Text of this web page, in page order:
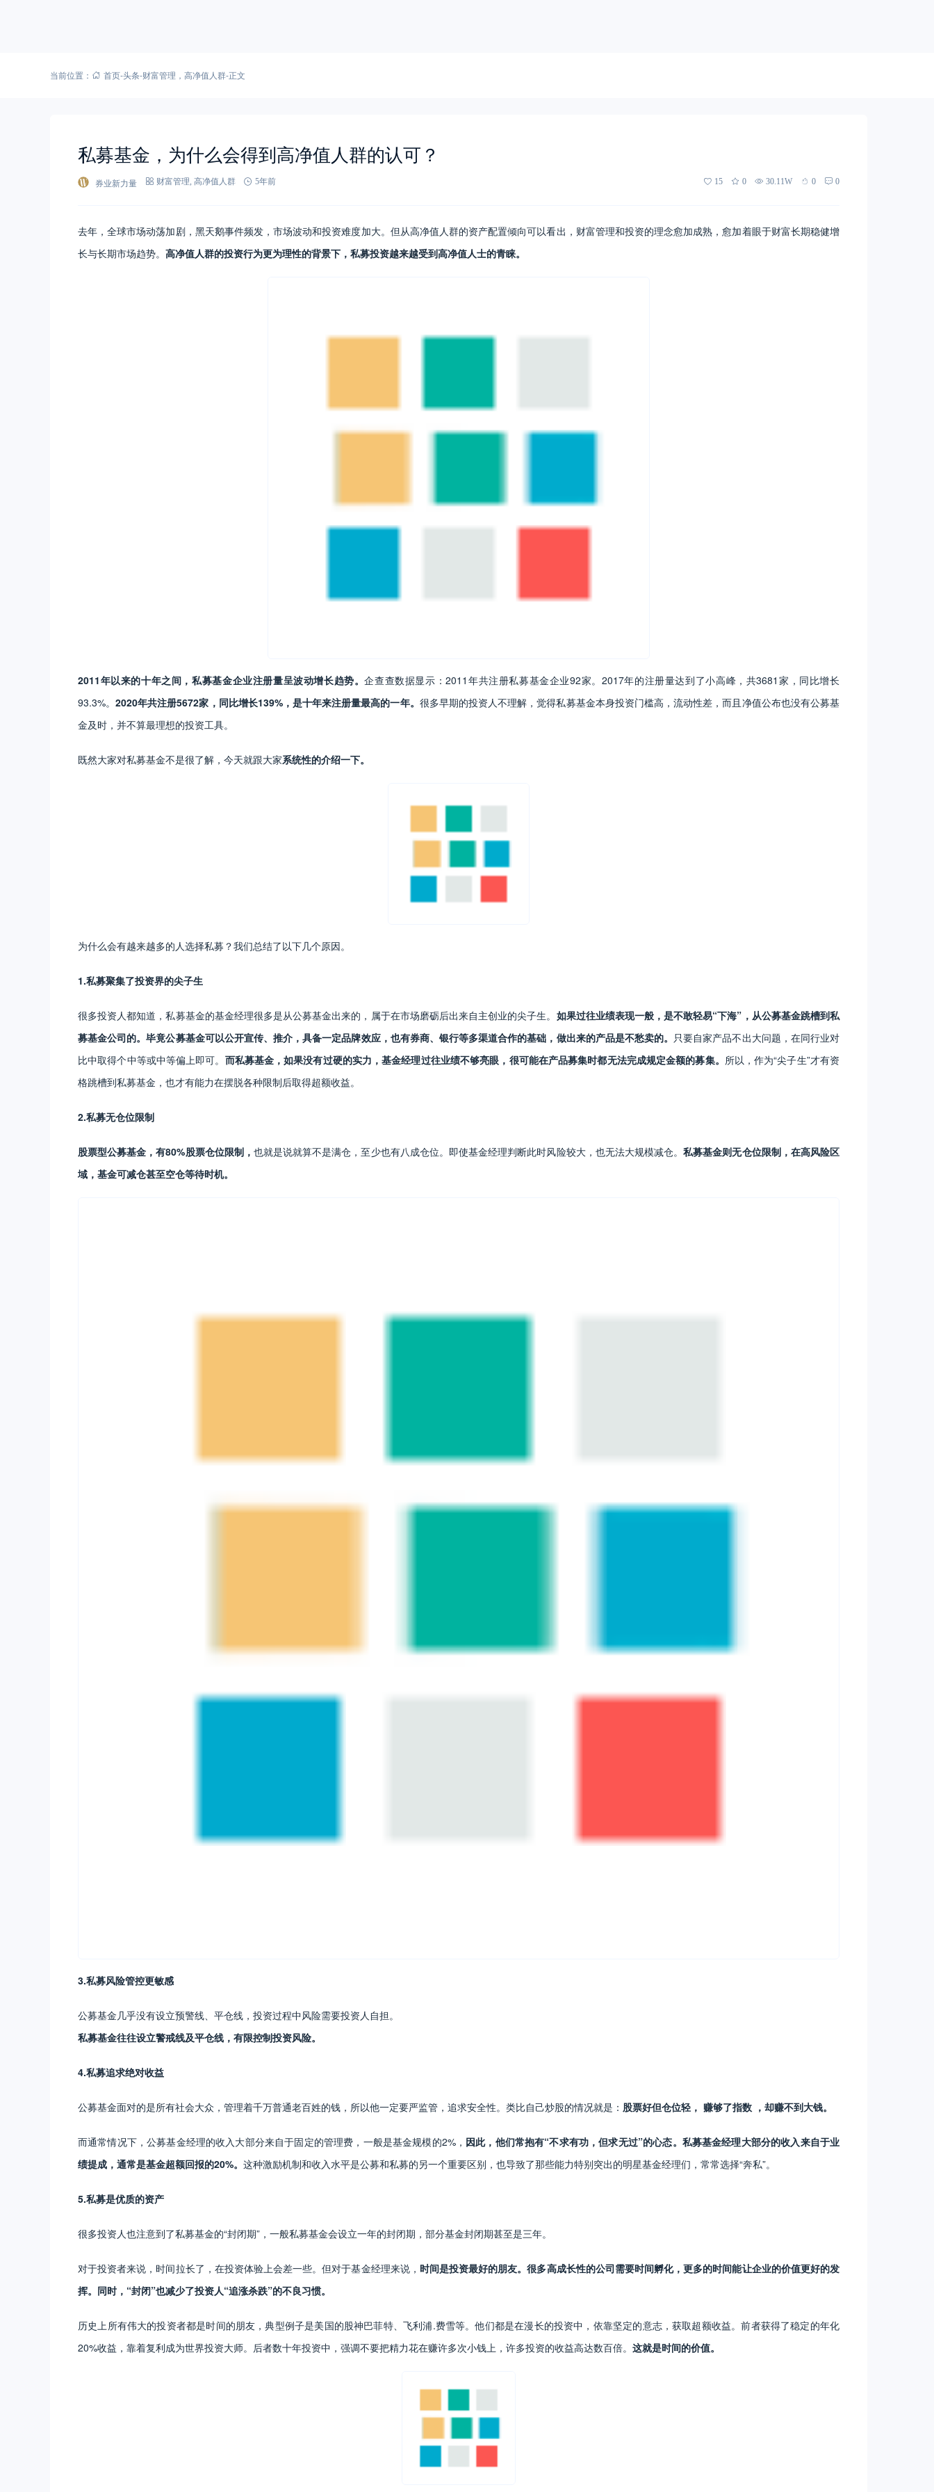
当前位置： 首页-头条-财富管理 ， 高净值人群-正文
私募基金，为什么会得到高净值人群的认可？
券业新力量 财富管理 高净值人群 5年前 15 0 30.11W 0 0
去年，全球市场动荡加剧，黑天鹅事件频发，市场波动和投资难度加大。但从高净值人群的资产配置倾向可以看出，财富管理和投资的理念愈加成熟，愈加着眼于财富长期稳健增
长与长期市场趋势。 高净值人群的投资行为更为理性的背景下，私募投资越来越受到高净值人士的青睐。
2011年以来的十年之间，私募基金企业注册量呈波动增长趋势。企查查数据显示：2011年共注册私募基金企业92家。2017年的注册量达到了小高峰，共3681家，同比增长
93.3%。2020年共注册5672家，同比增长139%，是十年来注册量最高的一年。 很多早期的投资人不理解，觉得私募基金本身投资门槛高，流动性差，而且净值公布也没有公募基
金及时，并不算最理想的投资工具。
既然大家对私募基金不是很了解，今天就跟大家系统性的介绍一下。
为什么会有越来越多的人选择私募？我们总结了以下几个原因。
1.私募聚集了投资界的尖子生
很多投资人都知道，私募基金的基金经理很多是从公募基金出来的，属于在市场磨砺后出来自主创业的尖子生。 如果过往业绩表现一般，是不敢轻易“下海”，从公募基金跳槽到私
募基金公司的。毕竟公募基金可以公开宣传、推介，具备一定品牌效应，也有券商、银行等多渠道合作的基础，做出来的产品是不愁卖的。 只要自家产品不出大问题，在同行业对
比中取得个中等或中等偏上即可。 而私募基金，如果没有过硬的实力，基金经理过往业绩不够亮眼，很可能在产品募集时都无法完成规定金额的募集。 所以，作为“尖子生”才有资
格跳槽到私募基金，也才有能力在摆脱各种限制后取得超额收益。
2.私募无仓位限制
股票型公募基金，有80%股票仓位限制， 也就是说就算不是满仓，至少也有八成仓位。即使基金经理判断此时风险较大，也无法大规模减仓。私募基金则无仓位限制，在高风险区
域，基金可减仓甚至空仓等待时机。
3.私募风险管控更敏感
公募基金几乎没有设立预警线、平仓线，投资过程中风险需要投资人自担。
私募基金往往设立警戒线及平仓线，有限控制投资风险。
4.私募追求绝对收益
公募基金面对的是所有社会大众，管理着千万普通老百姓的钱，所以他一定要严监管，追求安全性。类比自己炒股的情况就是： 股票好但仓位轻， 赚够了指数 ，却赚不到大钱。
而通常情况下，公募基金经理的收入大部分来自于固定的管理费，一般是基金规模的2%， 因此，他们常抱有“不求有功，但求无过”的心态。私募基金经理大部分的收入来自于业
绩提成，通常是基金超额回报的20%。 这种激励机制和收入水平是公募和私募的另一个重要区别，也导致了那些能力特别突出的明星基金经理们，常常选择“奔私”。
5.私募是优质的资产
很多投资人也注意到了私募基金的“封闭期”，一般私募基金会设立一年的封闭期，部分基金封闭期甚至是三年。
对于投资者来说，时间拉长了，在投资体验上会差一些。但对于基金经理来说， 时间是投资最好的朋友。很多高成长性的公司需要时间孵化，更多的时间能让企业的价值更好的发
挥。同时，“封闭”也减少了投资人“追涨杀跌”的不良习惯。
历史上所有伟大的投资者都是时间的朋友，典型例子是美国的股神巴菲特、飞利浦.费雪等。他们都是在漫长的投资中，依靠坚定的意志，获取超额收益。前者获得了稳定的年化
20%收益，靠着复利成为世界投资大师。后者数十年投资中，强调不要把精力花在赚许多次小钱上，许多投资的收益高达数百倍。 这就是时间的价值。